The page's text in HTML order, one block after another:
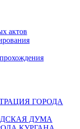
актов
ГОРОДА
ДУМА